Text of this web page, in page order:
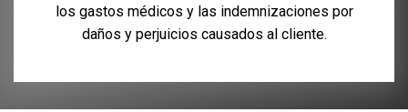
los gastos médicos y las indemnizaciones por
daños y perjuicios causados al cliente.